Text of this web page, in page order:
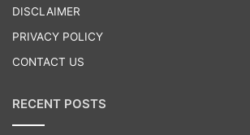
DISCLAIMER
PRIVACY POLICY
CONTACT US
RECENT POSTS